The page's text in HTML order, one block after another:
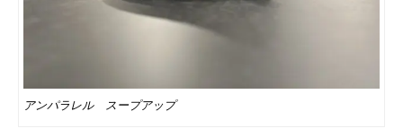
アンパラレル スープアップ